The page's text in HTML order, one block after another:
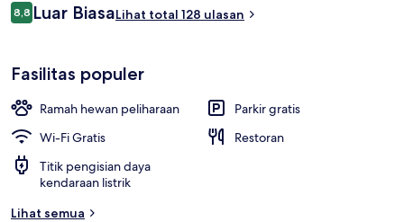
Ulasan
8,88,8 dari 10
Luar BiasaLihat total 128 ulasan
Fasilitas populer
Ramah hewan peliharaan
Parkir gratis
Wi-Fi Gratis
Restoran
Titik pengisian daya
kendaraan listrik
Lihat semua